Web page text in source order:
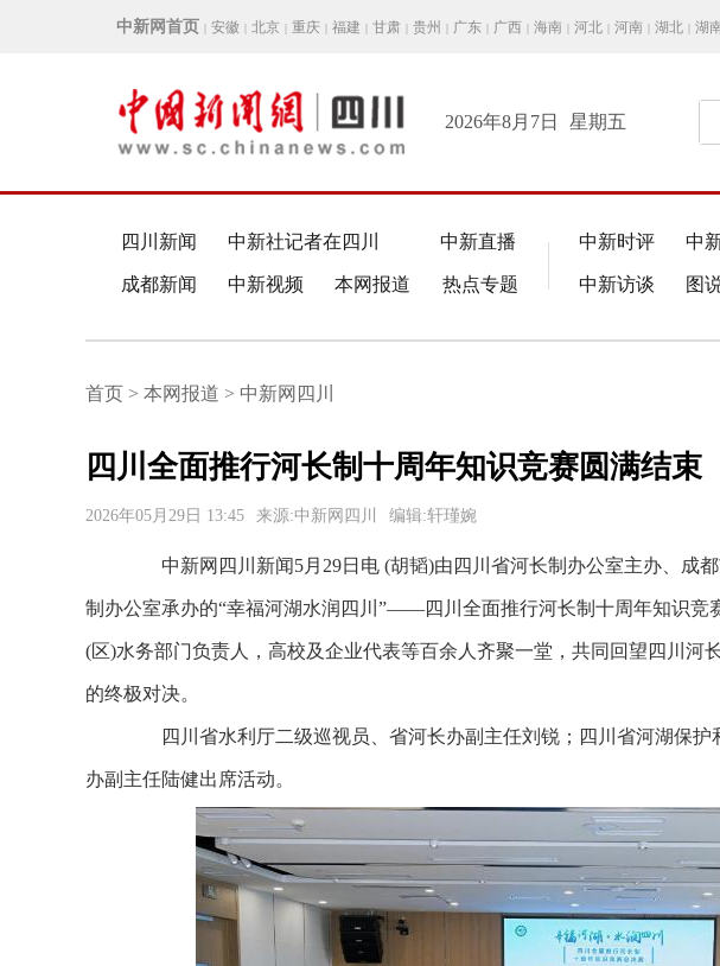
中新网首页 | 安徽 | 北京 | 重庆 | 福建 | 甘肃 | 贵州 | 广东 | 广西 | 海南 | 河北 | 河南 | 湖北 | 湖
2026年8月7日 星期五
四川新闻 中新社记者在四川 中新直播
成都新闻 中新视频 本网报道 热点专题
中新时评 中
中新访谈 图
首页 > 本网报道 > 中新网四川
四川全面推行河长制十周年知识竞赛圆满结束
2026年05月29日 13:45 来源:中新网四川 编辑:轩瑾婉
中新网四川新闻5月29日电 (胡韬)由四川省河长制办公室主办、成
制办公室承办的“幸福河湖水润四川”——四川全面推行河长制十周年知识竞
(区)水务部门负责人，高校及企业代表等百余人齐聚一堂，共同回望四川河
的终极对决。
四川省水利厅二级巡视员、省河长办副主任刘锐；四川省河湖保护
办副主任陆健出席活动。